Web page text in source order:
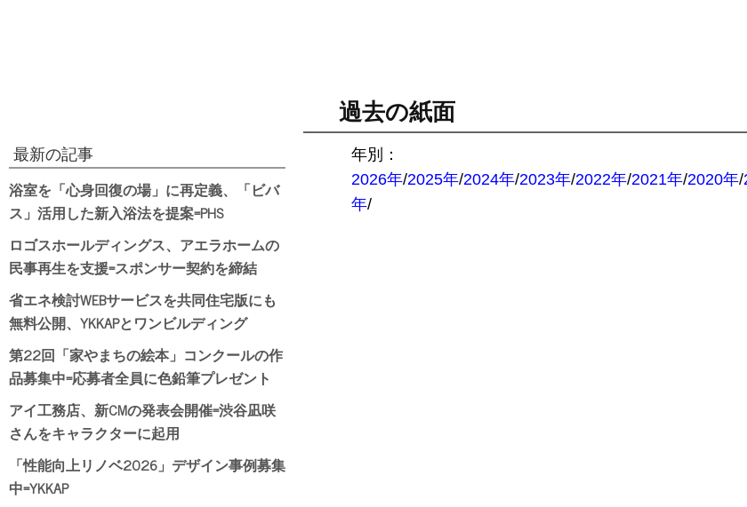
過去の紙面
年別：
2026年/2025年/2024年/2023年/2022年/2021年/2020年/
年/
最新の記事
浴室を「心身回復の場」に再定義、「ビバ
ス」活用した新入浴法を提案=PHS
ロゴスホールディングス、アエラホームの
民事再生を支援=スポンサー契約を締結
省エネ検討WEBサービスを共同住宅版にも
無料公開、YKKAPとワンビルディング
第22回「家やまちの絵本」コンクールの作
品募集中=応募者全員に色鉛筆プレゼント
アイ工務店、新CMの発表会開催=渋谷凪咲
さんをキャラクターに起用
「性能向上リノベ2026」デザイン事例募集
中=YKKAP